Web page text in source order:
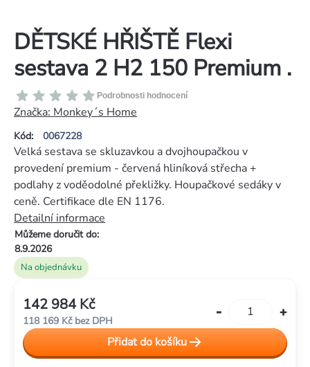
DĚTSKÉ HŘIŠTĚ Flexi
sestava 2 H2 150 Premium .
Kód: 0067228
Průměrné
hodnocení
produktu
je
z
5
hvězdiček.
Podrobnosti hodnocení
Značka: Monkey´s Home
Na objednávku
Můžeme doručit do:
8.9.2026
Velká sestava se skluzavkou a dvojhoupačkou v
provedení premium - červená hliníková střecha +
podlahy z voděodolné překližky. Houpačkové sedáky v
ceně. Certifikace dle EN 1176.
Detailní informace
142 984 Kč
118 169 Kč bez DPH
Měrná
cena:
Přidat do košíku